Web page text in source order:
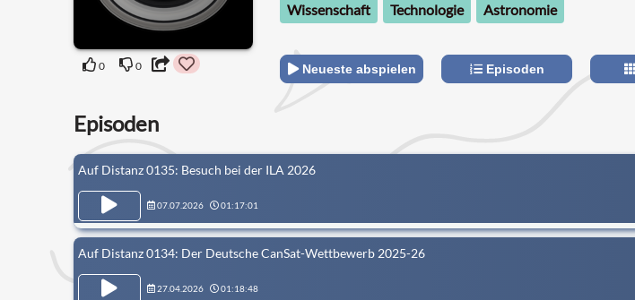
0 0
Wissenschaft
Technologie Astronomie
Neueste abspielen Episoden
Episoden
Auf Distanz 0135: Besuch bei der ILA 2026
07.07.2026 01:17:01
Auf Distanz 0134: Der Deutsche CanSat-Wettbewerb 2025-26
27.04.2026 01:18:48